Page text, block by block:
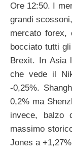
Ore 12:50. I
grandi
mercato forex,
bocciato tutti
Brexit. In Asia
che vede il
-0,25%.
0,2% ma
invece, balzo
massimo
Jones a